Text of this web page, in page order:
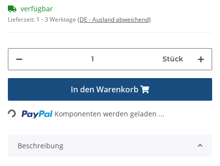
verfügbar
Lieferzeit: 1 - 3 Werktage (DE - Ausland abweichend)
Stück
In den Warenkorb
Komponenten werden geladen ...
Beschreibung